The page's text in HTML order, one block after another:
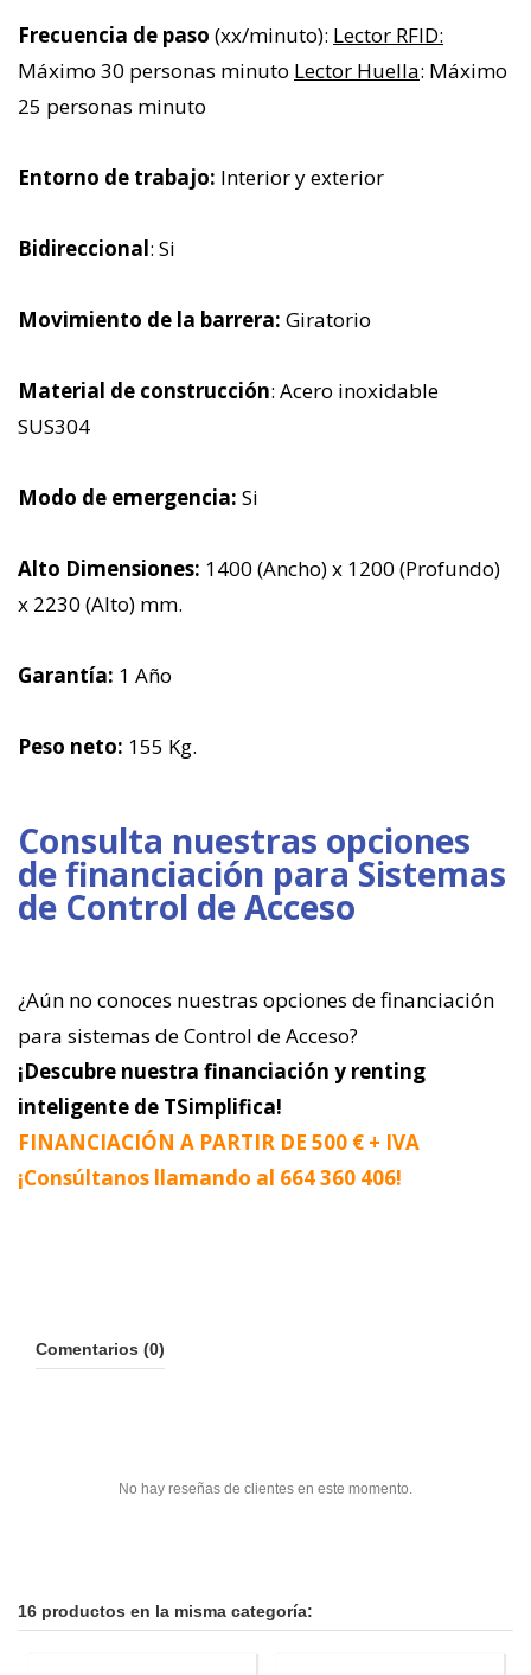
Frecuencia de paso (xx/minuto): Lector RFID:
Máximo 30 personas minuto Lector Huella: Máximo
25 personas minuto
Entorno de trabajo: Interior y exterior
Bidireccional: Si
Movimiento de la barrera: Giratorio
Material de construcción: Acero inoxidable
SUS304
Modo de emergencia: Si
Alto Dimensiones: 1400 (Ancho) x 1200 (Profundo)
x 2230 (Alto) mm.
Garantía: 1 Año
Peso neto: 155 Kg.
Consulta nuestras opciones
de financiación para Sistemas
de Control de Acceso
¿Aún no conoces nuestras opciones de financiación
para sistemas de Control de Acceso?
¡Descubre nuestra financiación y renting
inteligente de TSimplifica!
FINANCIACIÓN A PARTIR DE 500 € + IVA
¡Consúltanos llamando al 664 360 406!
Comentarios (0)
No hay reseñas de clientes en este momento.
16 productos en la misma categoría: